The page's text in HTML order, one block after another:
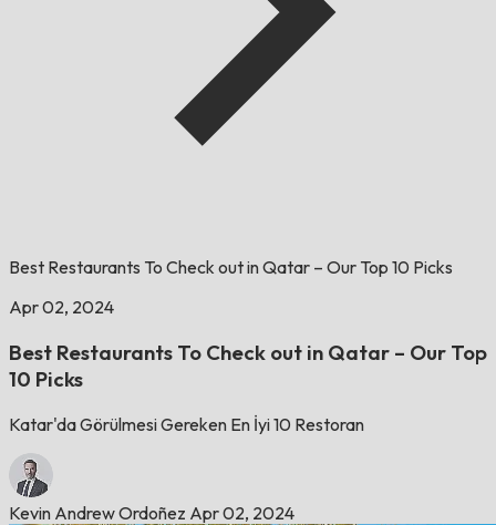
Best Restaurants To Check out in Qatar – Our Top 10 Picks
Apr 02, 2024
Best Restaurants To Check out in Qatar – Our Top
10 Picks
Katar'da Görülmesi Gereken En İyi 10 Restoran
Kevin Andrew Ordoñez Apr 02, 2024